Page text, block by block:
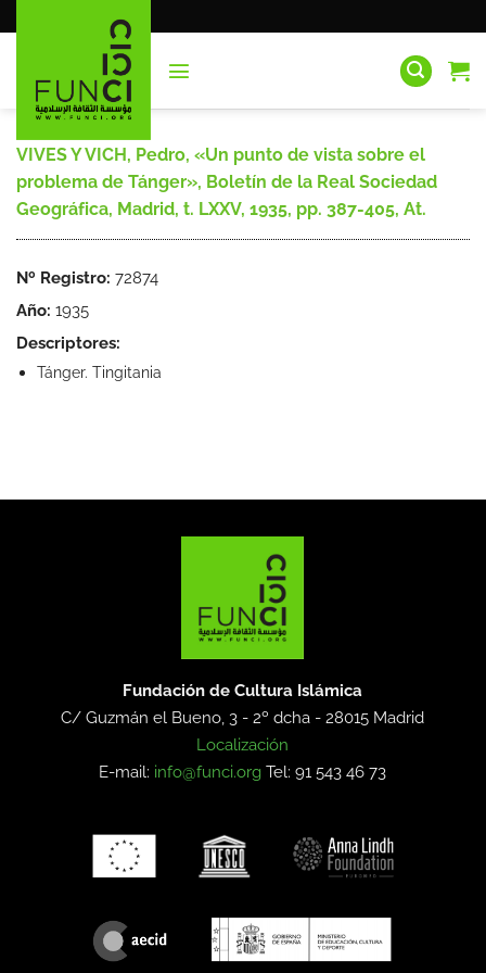
al
VIVES Y VICH, Pedro, «Un punto de vista sobre el
problema de Tánger», Boletín de la Real Sociedad
Geográfica, Madrid, t. LXXV, 1935, pp. 387-405, At.
Nº Registro: 72874
Año: 1935
Descriptores:
Tánger. Tingitania
Fundación de Cultura Islámica
C/ Guzmán el Bueno, 3 - 2º dcha -28015 Madrid
Localización
E-mail: info@funci.org Tel: 91 543 46 73